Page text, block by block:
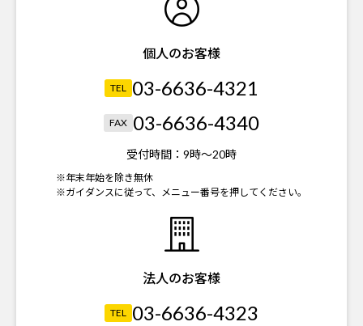
個人のお客様
TEL 03-6636-4321
FAX 03-6636-4340
受付時間： 9時～20時
※年末年始を除き無休
※ガイダンスに従って、メニュー番号を押してください。
法人のお客様
TEL 03-6636-4323